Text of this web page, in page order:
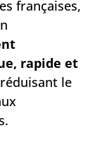
françaises,
rapide et
le